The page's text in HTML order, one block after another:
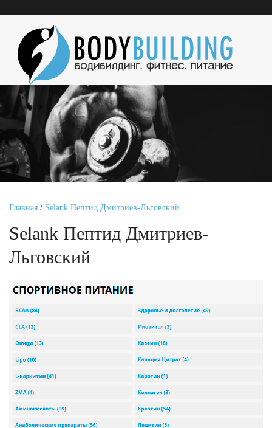
Главная / Selank Пептид Дмитриев-Льговский
Selank Пептид Дмитриев-
Льговский